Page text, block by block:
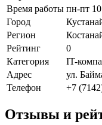
Время работы пн-пт
Город
Регион
Рейтинг
0
Категория
IT-
Адрес
ул.
Телефон
+7
Отзывы и